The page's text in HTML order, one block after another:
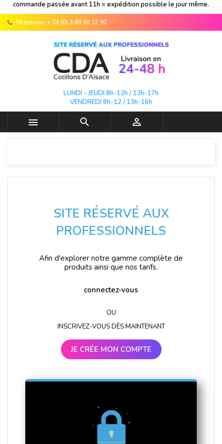
commande passée avant 11h = expédition possible le jour même.
Téléphone: + 33 (0) 3 89 30 12 90
LUNDI - JEUDI 8h-12h / 13h-17h
VENDREDI 8h-12 / 13h-16h
  
SITE RÉSERVÉ AUX
PROFESSIONNELS
Afin d'explorer notre gamme complète de
produits ainsi que nos tarifs.
connectez-vous
OU
INSCRIVEZ-VOUS DÈS MAINTENANT
JE CRÉE MON COMPTE